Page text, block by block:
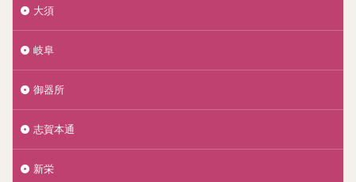
大須
岐阜
御器所
志賀本通
新栄